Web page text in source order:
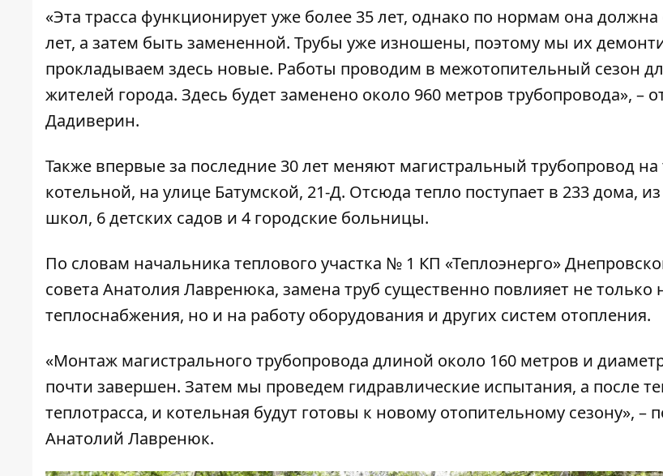
«Эта трасса функционирует уже более 35 лет, однако по нормам она должна
лет, а затем быть замененной. Трубы уже изношены, поэтому мы их
прокладываем здесь новые. Работы проводим в межотопительный сезон
жителей города. Здесь будет заменено около 960 метров трубопровода», –
Дадиверин.
Также впервые за последние 30 лет меняют магистральный трубопровод
котельной, на улице Батумской, 21-Д. Отсюда тепло поступает в 233 дома,
школ, 6 детских садов и 4 городские больницы.
По словам начальника теплового участка № 1 КП «Теплоэнерго»
совета Анатолия Лавренюка, замена труб существенно повлияет не только
теплоснабжения, но и на работу оборудования и других систем отопления.
«Монтаж магистрального трубопровода длиной около 160 метров и
почти завершен. Затем мы проведем гидравлические испытания, а после
теплотрасса, и котельная будут готовы к новому отопительному сезону», –
Анатолий Лавренюк.